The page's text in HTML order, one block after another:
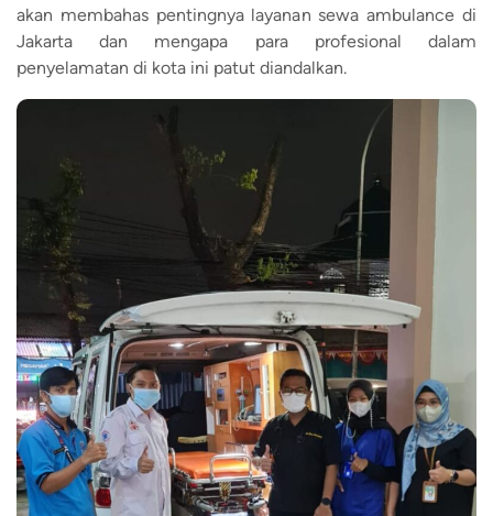
akan membahas pentingnya layanan sewa ambulance di
Jakarta dan mengapa para profesional dalam
penyelamatan di kota ini patut diandalkan.